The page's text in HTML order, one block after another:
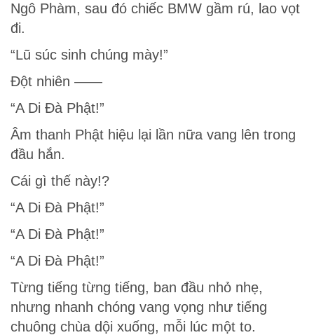
Ngô Phàm, sau đó chiếc BMW gầm rú, lao vọt
đi.
“Lũ súc sinh chúng mày!”
Đột nhiên ——
“A Di Đà Phật!”
Âm thanh Phật hiệu lại lần nữa vang lên trong
đầu hắn.
Cái gì thế này!?
“A Di Đà Phật!”
“A Di Đà Phật!”
“A Di Đà Phật!”
Từng tiếng từng tiếng, ban đầu nhỏ nhẹ,
nhưng nhanh chóng vang vọng như tiếng
chuông chùa dội xuống, mỗi lúc một to.